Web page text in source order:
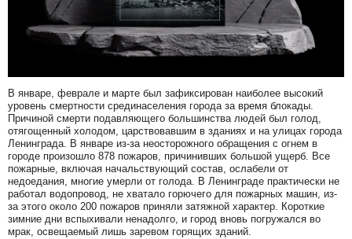
В январе, феврале и марте был зафиксирован наиболее высокий
уровень смертности срединаселения города за время блокады.
Причиной смерти подавляющего большинства людей был голод,
отягощенный холодом, царствовавшим в зданиях и на улицах города
Ленинграда. В январе из-за неосторожного обращения с огнем в
городе произошло 878 пожаров, причинивших большой ущерб. Все
пожарные, включая начальствующий состав, ослабели от
недоедания, многие умерли от голода. В Ленинграде практически не
работал водопровод, не хватало горючего для пожарных машин, из-
за этого около 200 пожаров приняли затяжной характер. Короткие
зимние дни вспыхивали ненадолго, и город вновь погружался во
мрак, освещаемый лишь заревом горящих зданий.